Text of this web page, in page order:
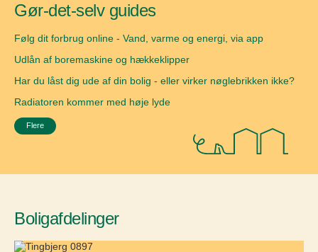
Gør-det-selv guides
Følg dit forbrug online - Vand, varme og energi, via app
Udlån af boremaskine og hækkeklipper
Har du låst dig ude af din bolig - eller virker nøglebrikken ikke?
Radiatoren kommer med høje lyde
Flere
Boligafdelinger